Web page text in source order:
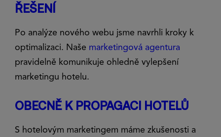
ŘEŠENÍ
Po analýze nového webu jsme navrhli kroky k
optimalizaci. Naše marketingová agentura
pravidelně komunikuje ohledně vylepšení
marketingu hotelu.
OBECNĚ K PROPAGACI HOTELŮ
S hotelovým marketingem máme zkušenosti a